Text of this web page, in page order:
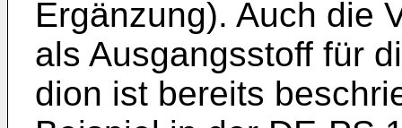
Ergänzung). Auch die
als Ausgangsstoff für
dion ist bereits